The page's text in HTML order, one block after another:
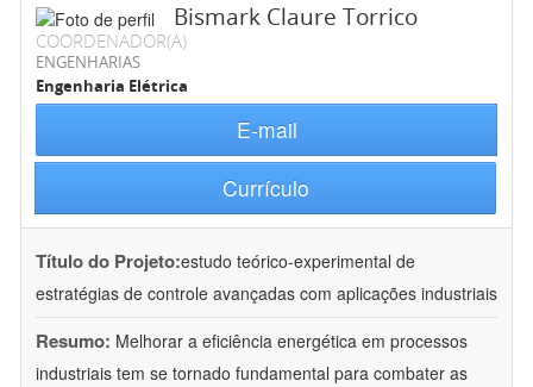
Bismark Claure Torrico
COORDENADOR(A)
ENGENHARIAS
Engenharia Elétrica
E-mail
Currículo
Título do Projeto:estudo teórico-experimental de
estratégias de controle avançadas com aplicações industriais
Resumo: Melhorar a eficiência energética em processos
industriais tem se tornado fundamental para combater as